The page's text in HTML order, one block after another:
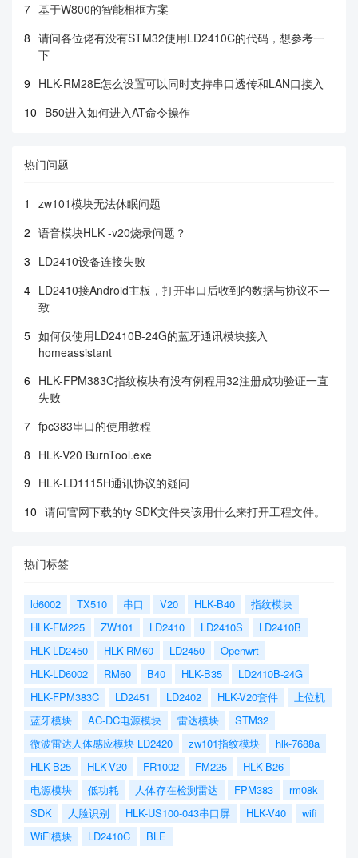
7 基于W800的智能相框方案
8 请问各位佬有没有STM32使用LD2410C的代码，想参考一
下
9 HLK-RM28E怎么设置可以同时支持串口透传和LAN口接入
10 B50进入如何进入AT命令操作
热门问题
1
zw101模块无法休眠问题
2 语音模块HLK -v20烧录问题？
3 LD2410设备连接失败
4 LD2410接Android主板，打开串口后收到的数据与协议不一
致
5 如何仅使用LD2410B-24G的蓝牙通讯模块接入
homeassistant
6 HLK-FPM383C指纹模块有没有例程用32注册成功验证一直
失败
7 fpc383串口的使用教程
8 HLK-V20 BurnTool.exe
9 HLK-LD1115H通讯协议的疑问
10 请问官网下载的ty SDK文件夹该用什么来打开工程文件。
热门标签
ld6002 TX510 串口 V20 HLK-B40
指纹模块
HLK-FM225
ZW101 LD2410 LD2410S
LD2410B
HLK-LD2450
HLK-RM60 LD2450
Openwrt
HLK-LD6002
RM60 B40 HLK-B35
LD2410B-24G
HLK-FPM383C
LD2451 LD2402 HLK-V20套件
上位机
蓝牙模块
AC-DC电源模块 雷达模块
STM32
微波雷达人体感应模块 LD2420
zw101指纹模块
hlk-7688a
HLK-B25
HLK-V20 FR1002 FM225
HLK-B26
电源模块
低功耗 人体存在检测雷达 FPM383
rm08k
SDK
人脸识别 HLK-US100-043串口屏 HLK-V40
wifi
WiFi模块
LD2410C BLE